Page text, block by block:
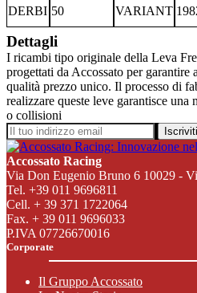
DERBI 50 VARIANT
Dettagli
I ricambi tipo originale della Leva
progettati da Accossato per
qualità prezzo unico. Il processo di
realizzare queste leve garantisce una
o collisioni
Iscriviti
Accossato Racing
Via Don Eugenio Bruno 6 10029 -
Tel. +39 011 9696811
Cell. + 39 371 1722064
Fax. + 39 011 9696033
P.IVA 07726670016
Corporate
Il Gruppo Accossato